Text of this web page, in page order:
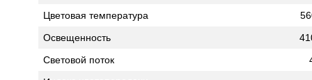
Цветовая температура
Освещенность
Световой поток